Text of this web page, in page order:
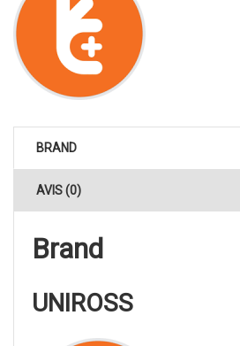
BRAND
AVIS (0)
Brand
UNIROSS